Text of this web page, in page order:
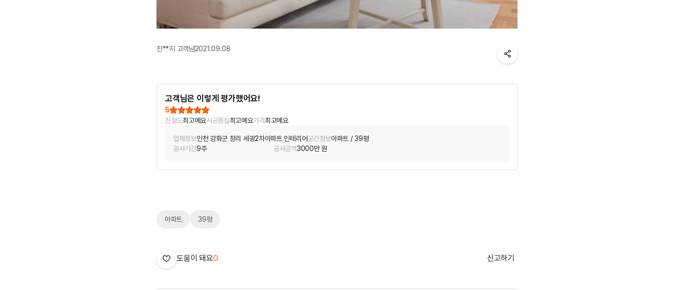
진**지 고객님 2021.09.08
고객님은 이렇게 평가했어요!
5
친절도최고예요시공품질최고예요가격최고예요
업체정보인천 강화군 창리 세광2차아파트 인테리어공간정보아파트 / 39평
공사기간9주 공사금액3000만 원
아파트 39평
도움이 돼요0 신고하기